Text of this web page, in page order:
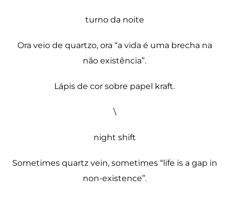
turno da noite
Ora veio de quartzo, ora “a vida é uma brecha na
não existência”.
Lápis de cor sobre papel kraft.
\
night shift
Sometimes quartz vein, sometimes “life is a gap in
non-existence”.